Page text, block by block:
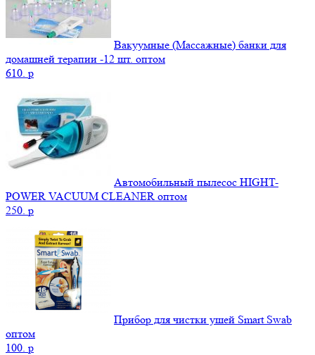
Вакуумные (Массажные) банки для
домашней терапии -12 шт. оптом
610. p
Автомобильный пылесос HIGHT-
POWER VACUUM CLEANER оптом
250. p
Прибор для чистки ушей Smart Swab
оптом
100. p